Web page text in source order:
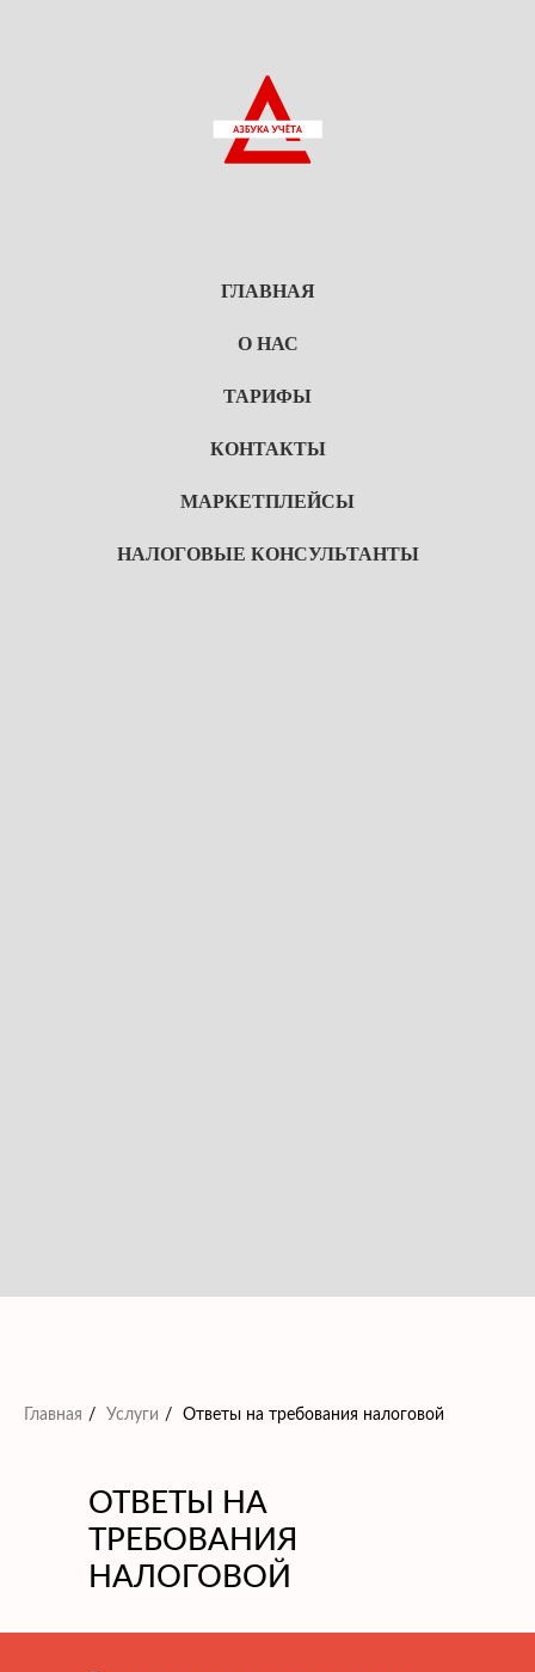
ГЛАВНАЯ
О НАС
ТАРИФЫ
КОНТАКТЫ
МАРКЕТПЛЕЙСЫ
НАЛОГОВЫЕ КОНСУЛЬТАНТЫ
Главная / Услуги / Ответы на требования налоговой
ОТВЕТЫ НА
ТРЕБОВАНИЯ
НАЛОГОВОЙ